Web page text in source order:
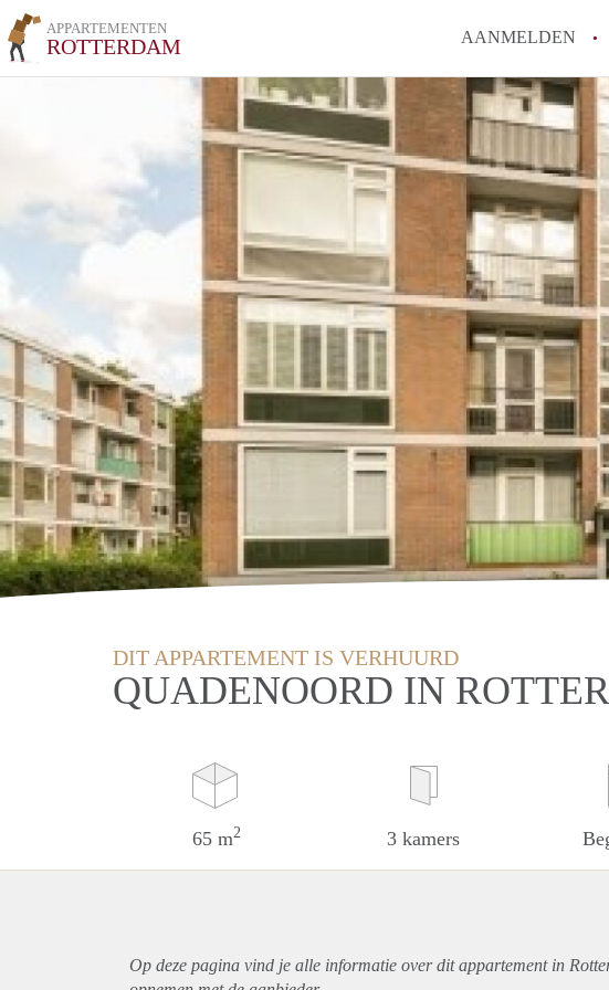
APPARTEMENTEN
ROTTERDAM AANMELDEN
DIT APPARTEMENT IS VERHUURD
QUADENOORD IN
65 m2 3 kamers
Op deze pagina vind je alle informatie over ditappartementin